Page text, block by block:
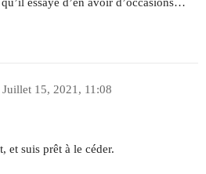
essaye d’en avoir d’occasions…
Juillet 15, 2021, 11:08
et suis prêt à le céder.